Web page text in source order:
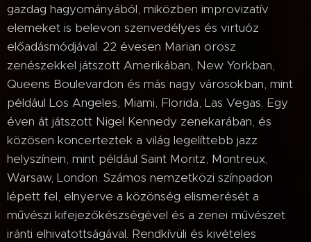
gazdag hagyományából, miközben improvizatív
elemeket is belevon szenvedélyes és virtuóz
előadásmódjával. 22 évesen Marian orosz
zenészekkel játszott Amerikában, New Yorkban,
Queens Boulevardon és más nagy városokban, mint
például Los Angeles, Miami, Florida, Las Vegas. Egy
éven át játszott Nigel Kennedy zenekarában, és
közösen koncerteztek a világ legelíttebb jazz
helyszínein, mint például Saint Moritz, Montreux,
Warsaw, London. Számos nemzetközi színpadon
lépett fel, elnyerve a közönség elismerését a
művészi kifejezőkészségével és a zenei művészet
iránti elhivatottságával. Rendkívüli és kivételes